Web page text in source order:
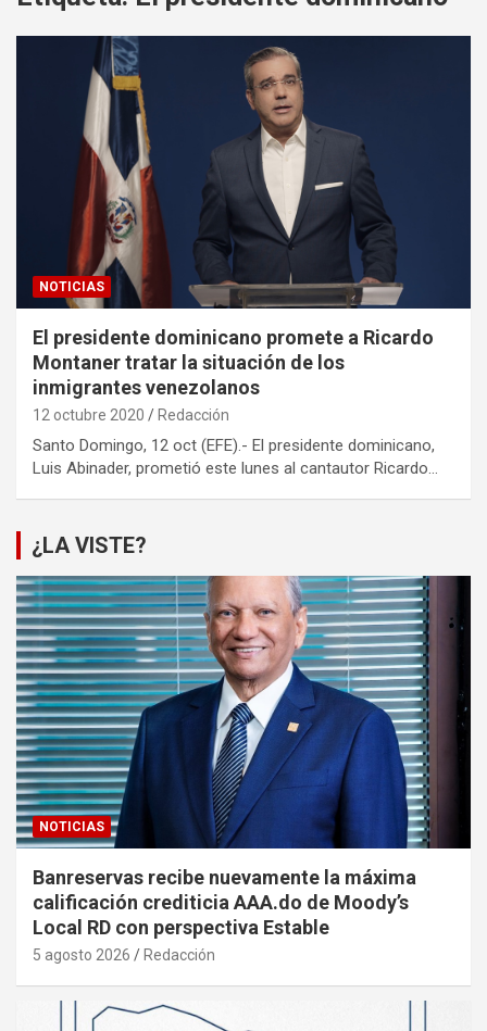
NOTICIAS
El presidente dominicano promete a Ricardo
Montaner tratar la situación de los
inmigrantes venezolanos
12 octubre 2020 Redacción
Santo Domingo, 12 oct (EFE).- El presidente dominicano,
Luis Abinader, prometió este lunes al cantautor Ricardo…
¿LA VISTE?
NOTICIAS
Banreservas recibe nuevamente la máxima
calificación crediticia AAA.do de Moody’s
Local RD con perspectiva Estable
5 agosto 2026 Redacción